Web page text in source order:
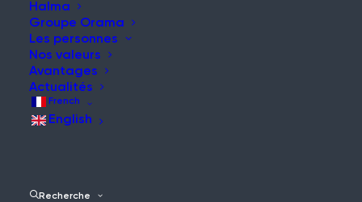
Halma
Groupe Orama
Les personnes
Nos valeurs
Avantages
Actualités
French
English
Recherche
Recherche :
Effectuer une recherche sur le site web
pour trouver un contenu plus pertinent.